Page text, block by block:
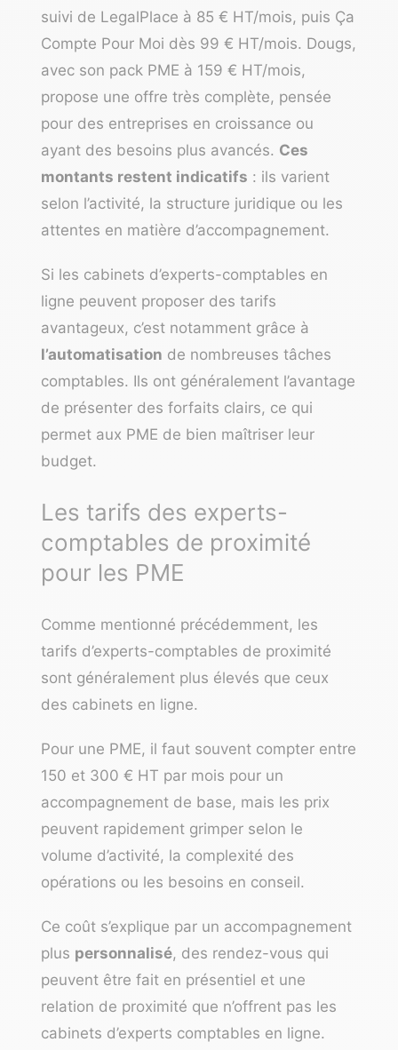
suivi de LegalPlace à 85 € HT/mois, puis Ça
Compte Pour Moi dès 99 € HT/mois. Dougs,
avec son pack PME à 159 € HT/mois,
propose une offre très complète, pensée
pour des entreprises en croissance ou
ayant des besoins plus avancés. Ces
montants restent indicatifs : ils varient
selon l’activité, la structure juridique ou les
attentes en matière d’accompagnement.
Si les cabinets d’experts-comptables en
ligne peuvent proposer des tarifs
avantageux, c’est notamment grâce à
l’automatisation de nombreuses tâches
comptables. Ils ont généralement l’avantage
de présenter des forfaits clairs, ce qui
permet aux PME de bien maîtriser leur
budget.
Les tarifs des experts-
comptables de proximité
pour les PME
Comme mentionné précédemment, les
tarifs d’experts-comptables de proximité
sont généralement plus élevés que ceux
des cabinets en ligne.
Pour une PME, il faut souvent compter entre
150 et 300 € HT par mois pour un
accompagnement de base, mais les prix
peuvent rapidement grimper selon le
volume d’activité, la complexité des
opérations ou les besoins en conseil.
Ce coût s’explique par un accompagnement
plus personnalisé, des rendez-vous qui
peuvent être fait en présentiel et une
relation de proximité que n’offrent pas les
cabinets d’experts comptables en ligne.